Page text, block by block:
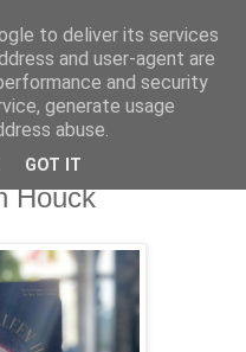
inspiracje, konkursy.
Houck
to deliver its services
and user-agent are
and security
generate usage
abuse.
GOT IT